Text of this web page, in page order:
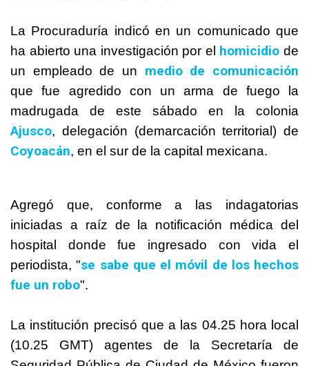
La Procuraduría indicó en un comunicado que
ha abierto una investigación por el homicidio de
un empleado de un medio de comunicación
que fue agredido con un arma de fuego la
madrugada de este sábado en la colonia
Ajusco, delegación (demarcación territorial) de
Coyoacán, en el sur de la capital mexicana.
Agregó que, conforme a las indagatorias
iniciadas a raíz de la notificación médica del
hospital donde fue ingresado con vida el
periodista, "se sabe que el móvil de los hechos
fue un robo".
La institución precisó que a las 04.25 hora local
(10.25 GMT) agentes de la Secretaría de